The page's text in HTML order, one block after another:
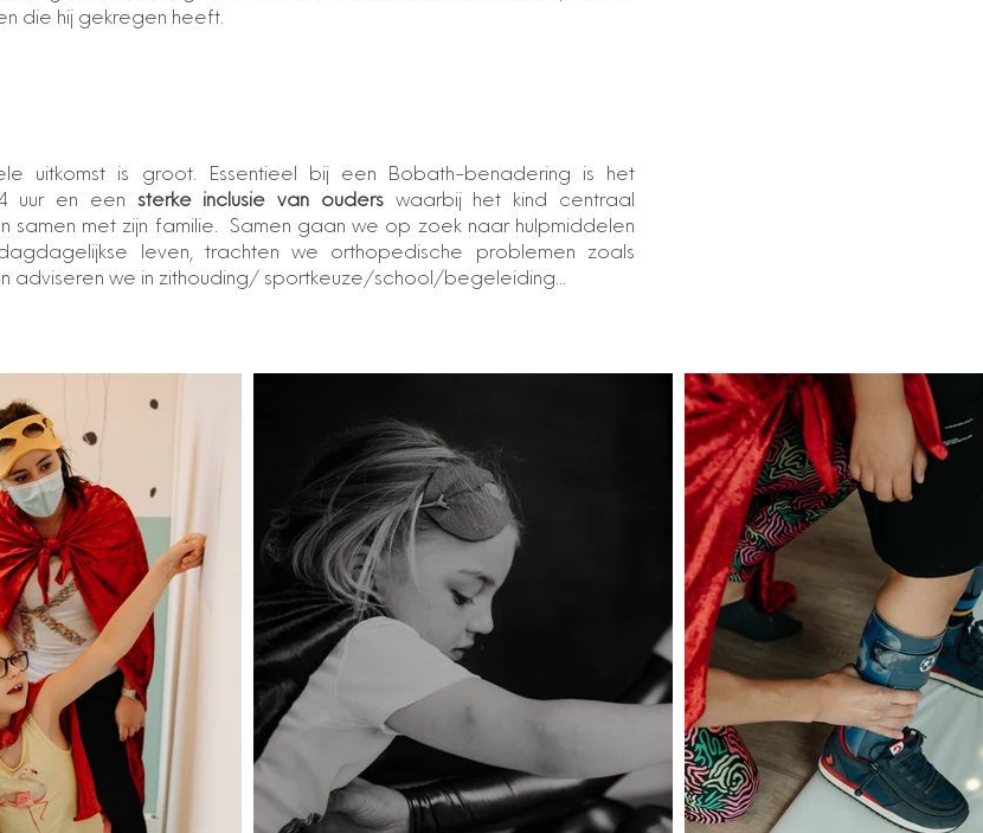
die hij gekregen heeft.
uitkomst is groot. Essentieel bij een Bobath-benadering is het
uur en een sterke inclusie van ouderswaarbij het kind centraal
samen met zijn familie. Samen gaan we op zoek naar hulpmiddelen
leven, trachten we orthopedische problemen zoals
adviseren we in zithouding/ sportkeuze/school/begeleiding...